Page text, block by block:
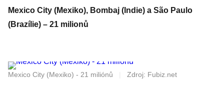
Mexico City (Mexiko), Bombaj (Indie) a São Paulo
(Brazílie) – 21 milionů
Mexico City (Mexiko) - 21 miliónů Zdroj: Fubiz.net